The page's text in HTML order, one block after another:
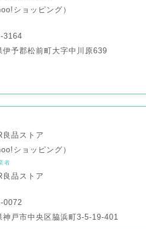
ショッピング）
3164
伊予郡松前町大字中川原639
良品ストア
ショッピング）
者
良品ストア
0072
神戸市中央区脇浜町3-5-19-401